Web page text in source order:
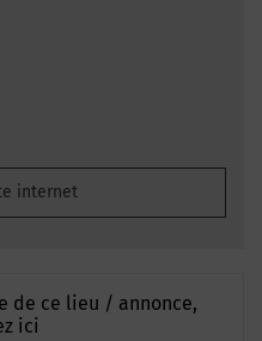
internet
de ce lieu / annonce,
ici